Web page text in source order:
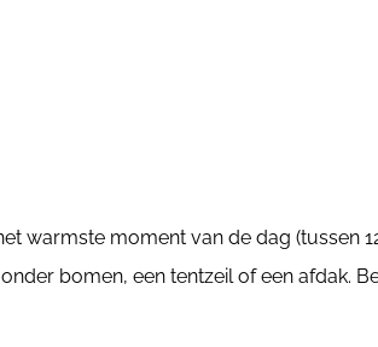
warmste moment van de dag (tussen
bomen, een tentzeil of een afdak.